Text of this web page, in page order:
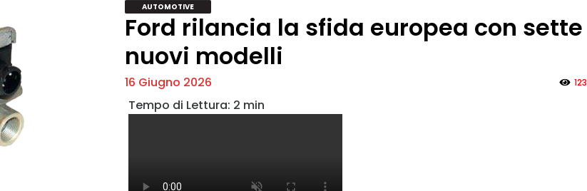
AUTOMOTIVE
Ford rilancia la sfida europea con sette
nuovi modelli
16 Giugno 2026 123